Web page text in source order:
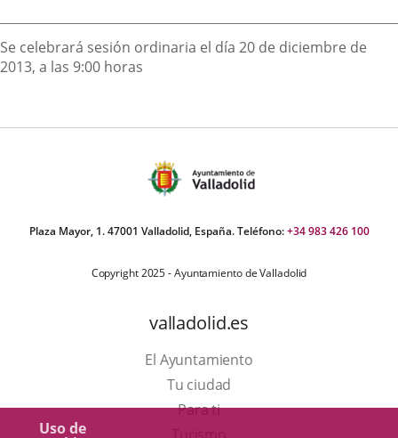
Uso de
externa.externa.
Descripción
Se celebrará sesión ordinaria el día 20 de diciembre de
2013, a las 9:00 horas
Plaza Mayor, 1. 47001 Valladolid, España. Teléfono:+34 983 426 100
Copyright 2025 - Ayuntamiento de Valladolid
valladolid.es
El Ayuntamiento
Tu ciudad
Para ti